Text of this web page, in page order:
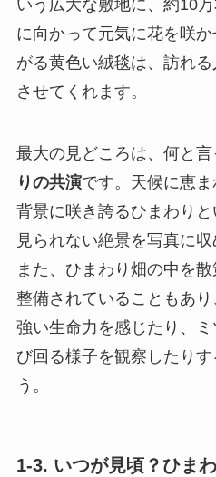
いう広大な敷地に、約10
に向かって元気に花を咲
がる黄色い絨毯は、訪れ
させてくれます。
最大の見どころは、何と言
りの共演です。天候に恵
背景に咲き誇るひまわり
見られない絶景を写真に収
また、ひまわり畑の中を
整備されていることもあ
強い生命力を感じたり、
び回る様子を観察したり
う。
1-3. いつが見頃？ひま